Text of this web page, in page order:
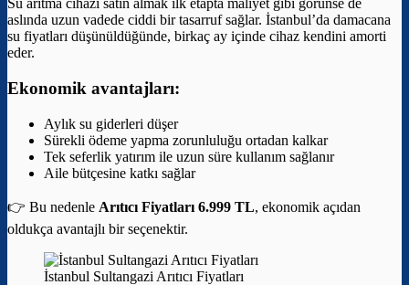
Su arıtma cihazı satın almak ilk etapta maliyet gibi görünse de
aslında uzun vadede ciddi bir tasarruf sağlar. İstanbul’da damacana
su fiyatları düşünüldüğünde, birkaç ay içinde cihaz kendini amorti
eder.
Ekonomik avantajları:
Aylık su giderleri düşer
Sürekli ödeme yapma zorunluluğu ortadan kalkar
Tek seferlik yatırım ile uzun süre kullanım sağlanır
Aile bütçesine katkı sağlar
👉 Bu nedenle Arıtıcı Fiyatları 6.999 TL, ekonomik açıdan
oldukça avantajlı bir seçenektir.
İstanbul Sultangazi Arıtıcı Fiyatları